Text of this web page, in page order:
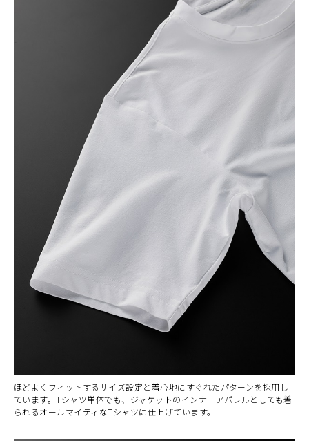
ほどよくフィットするサイズ設定と着心地にすぐれたパターンを採用し
ています。Tシャツ単体でも、ジャケットのインナーアパレルとしても着
られるオールマイティなTシャツに仕上げています。
BLACK
M
¥6,160 (税込)
カートに入れる
L